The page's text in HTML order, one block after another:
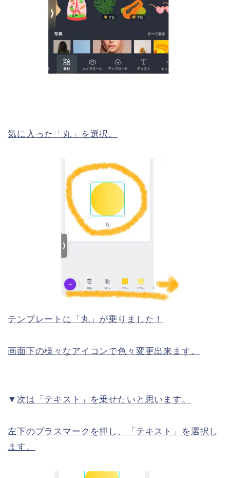
気に入った「丸」を選択。
テンプレートに「丸」が乗りました！
画面下の様々なアイコンで色々変更出来ます。
▼ 次は「テキスト」を乗せたいと思います。
左下のプラスマークを押し、「テキスト」を選択し
ます。